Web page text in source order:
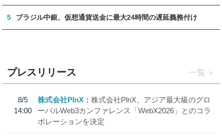
5 ブラジル中銀、仮想通貨送金に最大24時間の遅延義務付け
プレスリリース 一覧
8/5
14:00
株式会社PlnX
株式会社PlnX、アジア最大級のグロ
ーバルWeb3カンファレンス「WebX2026」とのコラ
ボレーションを決定